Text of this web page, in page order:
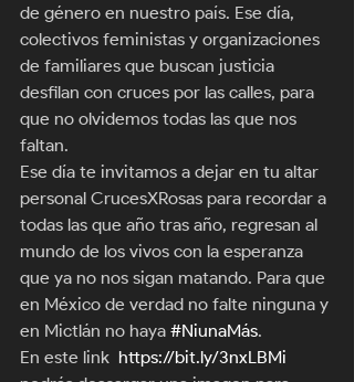
de género en nuestro país. Ese día,
colectivos feministas y organizaciones
de familiares que buscan justicia
desfilan con cruces por las calles, para
que no olvidemos todas las que nos
faltan.
Ese día te invitamos a dejar en tu altar
personal CrucesXRosas para recordar a
todas las que año tras año, regresan al
mundo de los vivos con la esperanza
que ya no nos sigan matando. Para que
en México de verdad no falte ninguna y
en Mictlán no haya #NiunaMás.
En este link https://bit.ly/3nxLBMi